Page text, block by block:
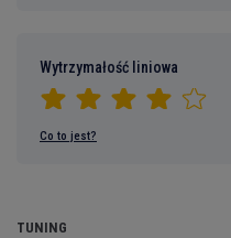
Wytrzymałość liniowa
Co to jest?
TUNING